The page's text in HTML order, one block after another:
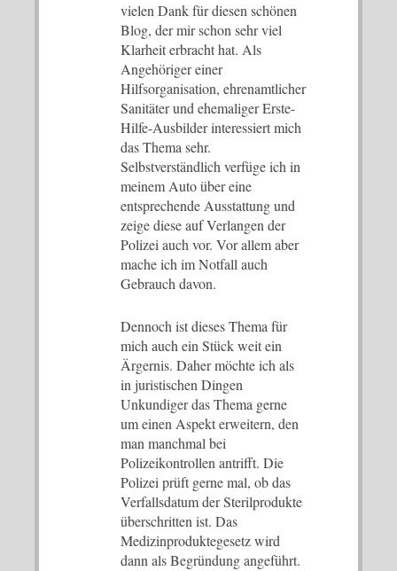
vielen Dank für diesen schönen
Blog, der mir schon sehr viel
Klarheit erbracht hat. Als
Angehöriger einer
Hilfsorganisation, ehrenamtlicher
Sanitäter und ehemaliger Erste-
Hilfe-Ausbilder interessiert mich
das Thema sehr.
Selbstverständlich verfüge ich in
meinem Auto über eine
entsprechende Ausstattung und
zeige diese auf Verlangen der
Polizei auch vor. Vor allem aber
mache ich im Notfall auch
Gebrauch davon.
Dennoch ist dieses Thema für
mich auch ein Stück weit ein
Ärgernis. Daher möchte ich als
in juristischen Dingen
Unkundiger das Thema gerne
um einen Aspekt erweitern, den
man manchmal bei
Polizeikontrollen antrifft. Die
Polizei prüft gerne mal, ob das
Verfallsdatum der Sterilprodukte
überschritten ist. Das
Medizinproduktegesetz wird
dann als Begründung angeführt.